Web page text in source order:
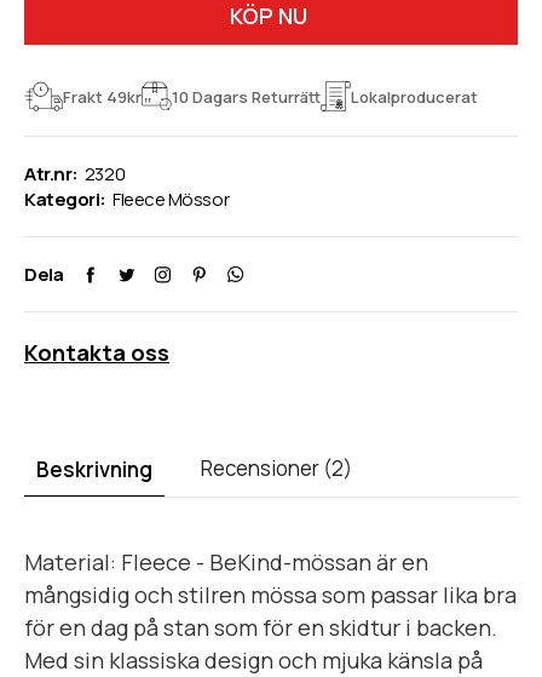
KÖP NU
Frakt 49kr 10 Dagars Returrätt Lokalproducerat
Atr.nr: 2320
Kategori: Fleece Mössor
Dela
Kontakta oss
Beskrivning Recensioner (2)
Material: Fleece - BeKind-mössan är en
mångsidig och stilren mössa som passar lika bra
för en dag på stan som för en skidtur i backen.
Med sin klassiska design och mjuka känsla på